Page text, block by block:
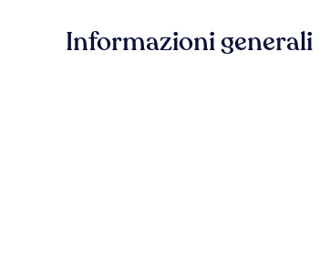
Informazioni generali